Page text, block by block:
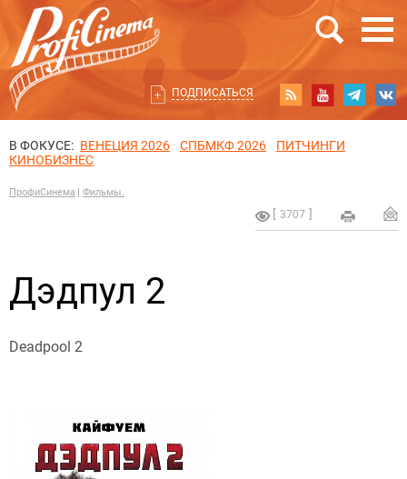
ПОДПИСАТЬСЯ
В ФОКУСЕ: ВЕНЕЦИЯ 2026 СПБМКФ 2026
ПИТЧИНГИ
КИНОБИЗНЕС
ПрофиСинема Фильмы.
3707
Дэдпул 2
Deadpool 2